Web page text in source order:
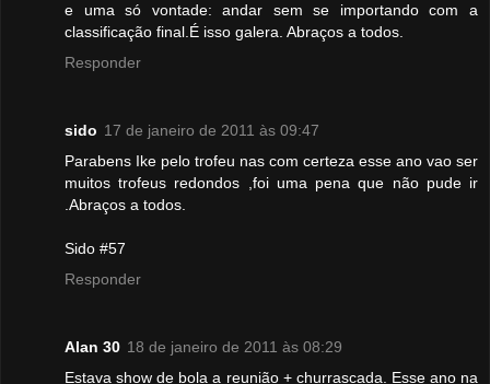
e uma só vontade: andar sem se importando com a
classificação final.É isso galera. Abraços a todos.
Responder
sido 17 de janeiro de 2011 às 09:47
Parabens Ike pelo trofeu nas com certeza esse ano vao ser
muitos trofeus redondos ,foi uma pena que não pude ir
.Abraços a todos.
Sido #57
Responder
Alan 30 18 de janeiro de 2011 às 08:29
Estava show de bola a reunião + churrascada. Esse ano na